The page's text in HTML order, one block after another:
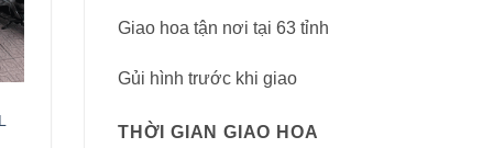
Giao hoa tận nơi tại 63 tỉnh
Gủi hình trước khi giao
THỜI GIAN GIAO HOA